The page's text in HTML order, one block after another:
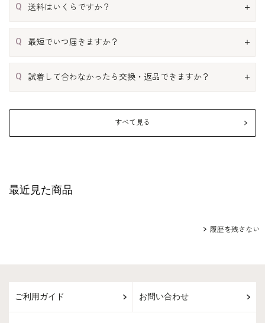
Q 送料はいくらですか？
Q 最短でいつ届きますか？
Q 試着して合わなかったら交換・返品できますか？
すべて見る
最近見た商品
履歴を残さない
ご利用ガイド お問い合わせ